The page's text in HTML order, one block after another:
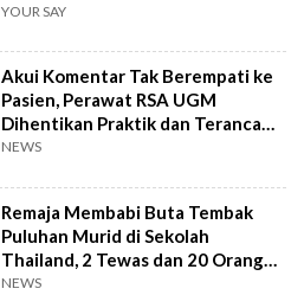
YOUR SAY
Akui Komentar Tak Berempati ke
Pasien, Perawat RSA UGM
Dihentikan Praktik dan Terancam
Sanksi Berat
NEWS
Remaja Membabi Buta Tembak
Puluhan Murid di Sekolah
Thailand, 2 Tewas dan 20 Orang
Terluka
NEWS